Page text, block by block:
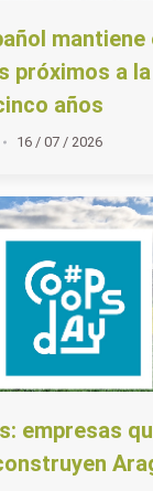
mantiene
próximos a
años
16 / 07 / 2026
empresas